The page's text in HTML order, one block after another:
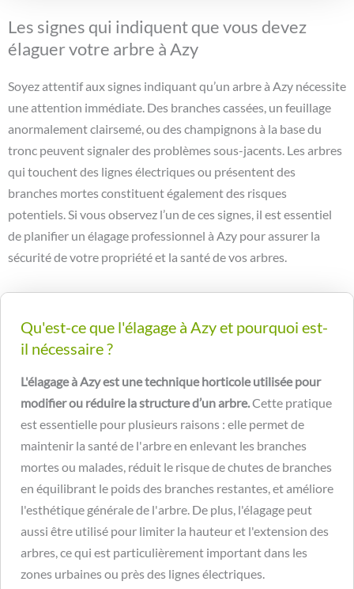
Les signes qui indiquent que vous devez
élaguer votre arbre à Azy
Soyez attentif aux signes indiquant qu’un arbre à Azy nécessite
une attention immédiate. Des branches cassées, un feuillage
anormalement clairsemé, ou des champignons à la base du
tronc peuvent signaler des problèmes sous-jacents. Les arbres
qui touchent des lignes électriques ou présentent des
branches mortes constituent également des risques
potentiels. Si vous observez l’un de ces signes, il est essentiel
de planifier un élagage professionnel à Azy pour assurer la
sécurité de votre propriété et la santé de vos arbres.
Qu'est-ce que l'élagage à Azy et pourquoi est-
il nécessaire ?
L'élagage à Azy est une technique horticole utilisée pour
modifier ou réduire la structure d’un arbre.Cette pratique
est essentielle pour plusieurs raisons : elle permet de
maintenir la santé de l'arbre en enlevant les branches
mortes ou malades, réduit le risque de chutes de branches
en équilibrant le poids des branches restantes, et améliore
l'esthétique générale de l'arbre. De plus, l'élagage peut
aussi être utilisé pour limiter la hauteur et l'extension des
arbres, ce qui est particulièrement important dans les
zones urbaines ou près des lignes électriques.